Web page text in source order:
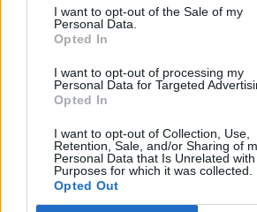
I want to opt-out of the Sale of my
Personal Data.
Opted In
I want to opt-out of processing my
Personal Data for Targeted
Opted In
I want to opt-out of Collection, Use,
Retention, Sale, and/or Sharing of
Personal Data that Is Unrelated
Purposes for which it was collected.
Opted Out
Novo Bugatti Destrier mostra
ainda não acabou